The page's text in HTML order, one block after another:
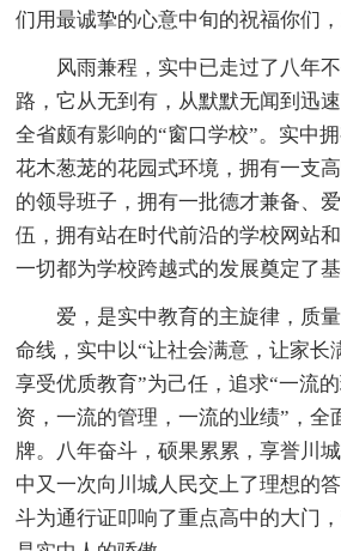
们用最诚挚的心意中旬的祝福你们，
风雨兼程，实中已走过了八年
路，它从无到有，从默默无闻到迅
全省颇有影响的“窗口学校”。实中
花木葱茏的花园式环境，拥有一支
的领导班子，拥有一批德才兼备、
伍，拥有站在时代前沿的学校网站
一切都为学校跨越式的发展奠定了
爱，是实中教育的主旋律，质
命线，实中以“让社会满意，让家长
享受优质教育”为己任，追求“一流
资，一流的管理，一流的业绩”，全
牌。八年奋斗，硕果累累，享誉川
中又一次向川城人民交上了理想的
斗为通行证叩响了重点高中的大门